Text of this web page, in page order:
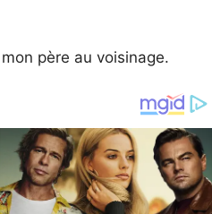
père au voisinage.